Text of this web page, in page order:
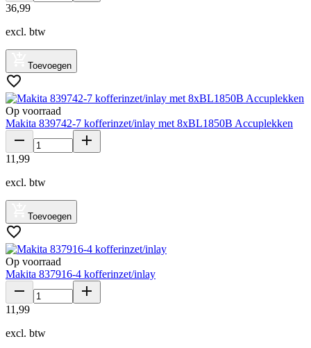
36,99
excl. btw
Toevoegen
Op voorraad
Makita 839742-7 kofferinzet/inlay met 8xBL1850B Accuplekken
11 ,99
excl. btw
Toevoegen
Op voorraad
Makita 837916-4 kofferinzet/inlay
11 ,99
excl. btw